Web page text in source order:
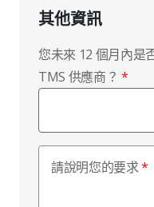
其他資訊
您未來 12 個月內是
TMS 供應商？
請說明您的要求